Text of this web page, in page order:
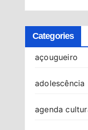
Categories
açougueiro
adolescência
agenda